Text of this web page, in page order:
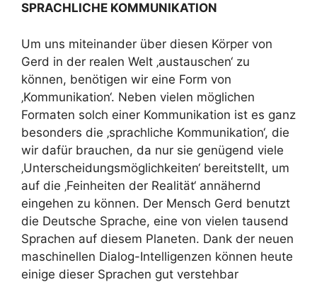
SPRACHLICHE KOMMUNIKATION
Um uns miteinander über diesen Körper von
Gerd in der realen Welt ‚austauschen‘ zu
können, benötigen wir eine Form von
‚Kommunikation‘. Neben vielen möglichen
Formaten solch einer Kommunikation ist es ganz
besonders die ‚sprachliche Kommunikation‘, die
wir dafür brauchen, da nur sie genügend viele
‚Unterscheidungsmöglichkeiten‘ bereitstellt, um
auf die ‚Feinheiten der Realität‘ annähernd
eingehen zu können. Der Mensch Gerd benutzt
die Deutsche Sprache, eine von vielen tausend
Sprachen auf diesem Planeten. Dank der neuen
maschinellen Dialog-Intelligenzen können heute
einige dieser Sprachen gut verstehbar